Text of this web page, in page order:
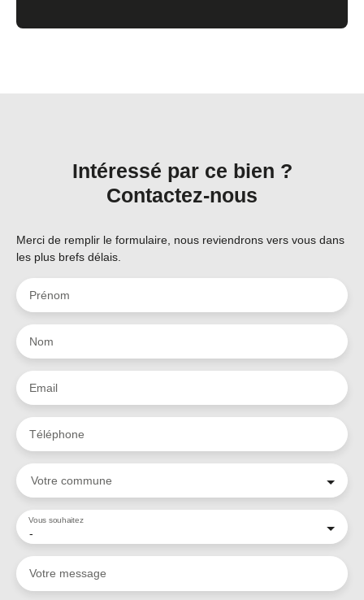
Intéressé par ce bien ?
Contactez-nous
Merci de remplir le formulaire, nous reviendrons vers vous dans
les plus brefs délais.
Prénom
Nom
Email
Téléphone
Votre commune
-
Vous souhaitez
Votre message